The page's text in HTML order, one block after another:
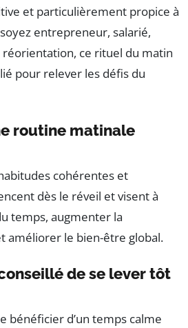
et particulièrement propice à
entrepreneur, salarié,
ce rituel du matin
pour relever les défis du
routine matinale
cohérentes et
dès le réveil et visent à
temps, augmenter la
améliorer le bien-être global.
de se lever tôt
bénéficier d’un temps calme